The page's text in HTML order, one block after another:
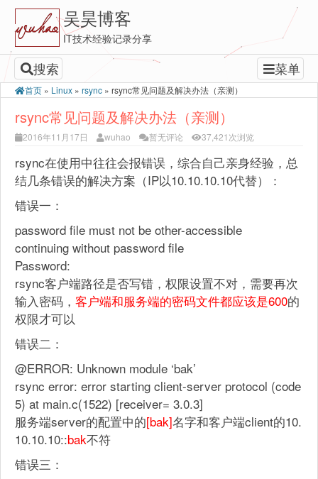
吴昊博客
IT技术经验记录分享
搜索 菜单
首页 » Linux » rsync » rsync常见问题及解决办法（亲测）
rsync常见问题及解决办法（亲测）
2016年11月17日 wuhao 暂无评论 37,421次浏览
rsync在使用中往往会报错误，综合自己亲身经验，总
结几条错误的解决方案（IP以10.10.10.10代替）：
错误一：
password file must not be other-accessible
continuing without password file
Password:
rsync客户端路径是否写错，权限设置不对，需要再次
输入密码， 客户端和服务端的密码文件都应该是600的
权限才可以
错误二：
@ERROR: Unknown module ‘bak’
rsync error: error starting client-server protocol (code
5) at main.c(1522) [receiver= 3.0.3]
服务端server的配置中的[bak]名字和客户端client的10.
10.10.10::bak不符
错误三：